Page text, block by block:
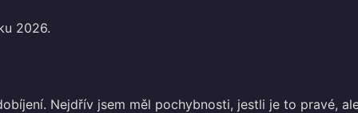
2026.
Nejdřív jsem měl pochybnosti, jestli je to pravé,